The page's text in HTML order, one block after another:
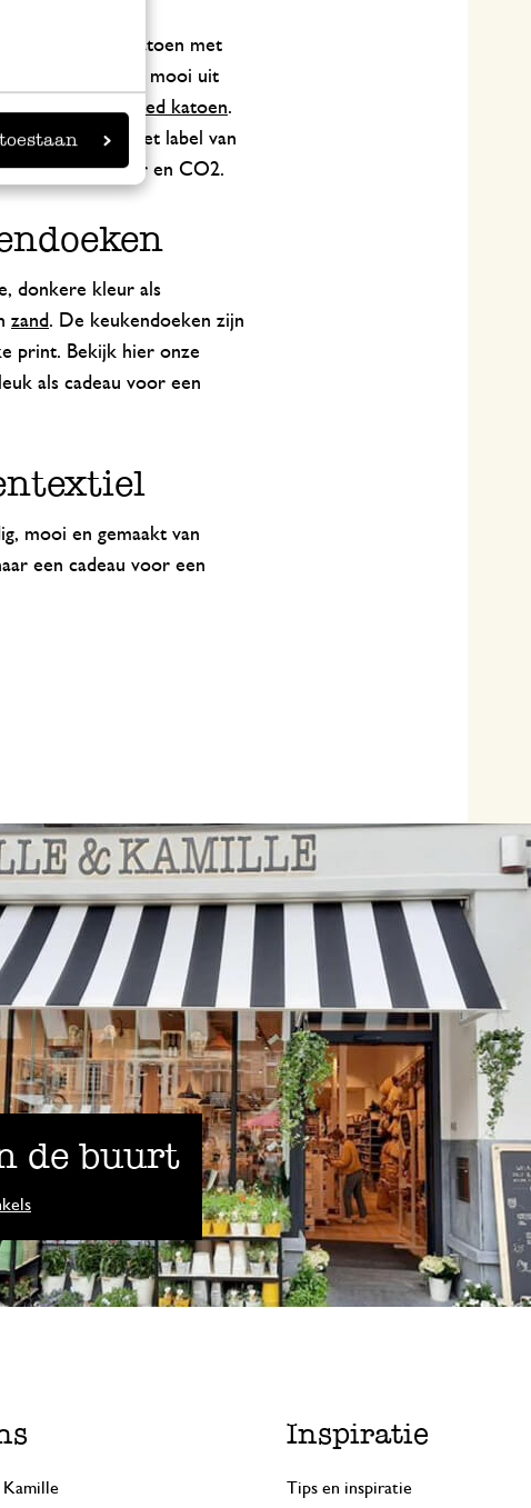
biologisch katoen met
ziet er mooi uit
100% gerecycled katoen.
Op het label van
aan land, water en CO2.
donkere kleur als
zand. De keukendoeken zijn
print. Bekijk hier onze
als cadeau voor een
mooi en gemaakt van
een cadeau voor een
de buurt
Inspiratie
Tips en inspiratie